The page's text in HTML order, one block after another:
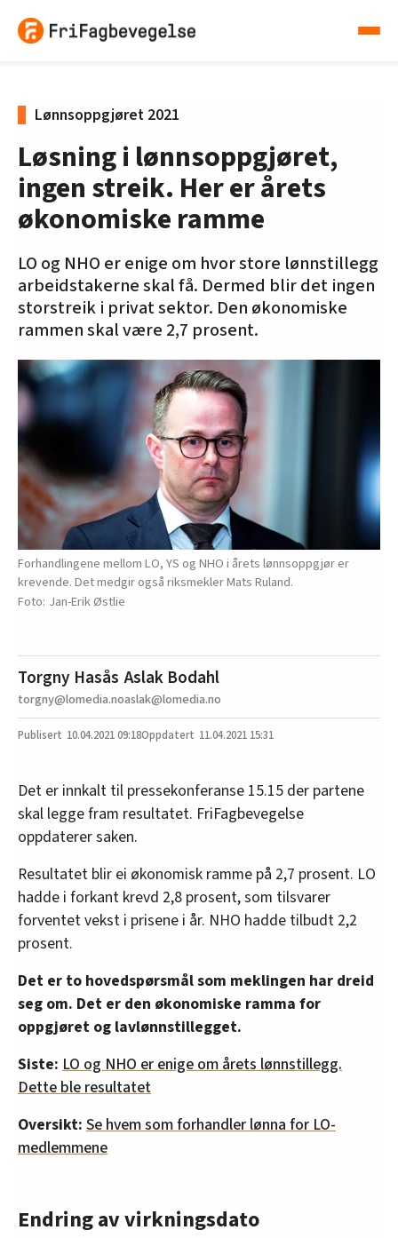
Lønnsoppgjøret 2021
Løsning i lønnsoppgjøret,
ingen streik. Her er årets
økonomiske ramme
LO og NHO er enige om hvor store lønnstillegg
arbeidstakerne skal få. Dermed blir det ingen
storstreik i privat sektor. Den økonomiske
rammen skal være 2,7 prosent.
Forhandlingene mellom LO, YS og NHO i årets lønnsoppgjør er
krevende. Det medgir også riksmekler Mats Ruland.
Jan-Erik Østlie
Torgny Hasås
torgny@lomedia.no
Aslak Bodahl
aslak@lomedia.no
10.04.202109:18 11.04.2021 15:31
Det er innkalt til pressekonferanse 15.15 der partene
skal legge fram resultatet. FriFagbevegelse
oppdaterer saken.
Resultatet blir ei økonomisk ramme på 2,7 prosent. LO
hadde i forkant krevd 2,8 prosent, som tilsvarer
forventet vekst i prisene i år. NHO hadde tilbudt 2,2
prosent.
Det er to hovedspørsmål som meklingen har dreid
seg om. Det er den økonomiske ramma for
oppgjøret og lavlønnstillegget.
Siste: LO og NHO er enige om årets lønnstillegg.
Dette ble resultatet
Oversikt: Se hvem som forhandler lønna for LO-
medlemmene
Endring av virkningsdato